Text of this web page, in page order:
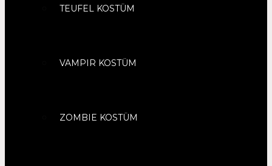
TEUFEL KOSTÜM
VAMPIR KOSTÜM
ZOMBIE KOSTÜM